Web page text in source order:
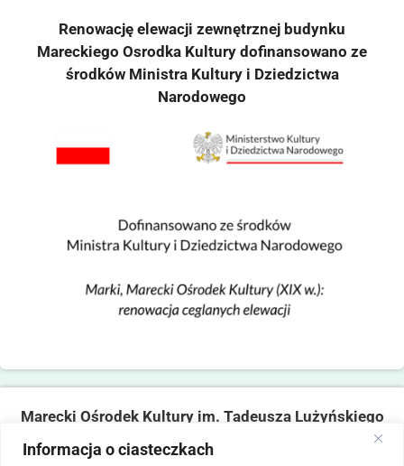
Informacja o ciasteczkach
Renowację elewacji zewnętrznej budynku
Mareckiego Osrodka Kultury dofinansowano ze
środków Ministra Kultury i Dziedzictwa
Narodowego
Marecki Ośrodek Kultury im. Tadeusza Lużyńskiego
ul. Fabryczna 2, 05-270 Marki
tel. 22 781 14 06,mokmarki@mokmarki.pl